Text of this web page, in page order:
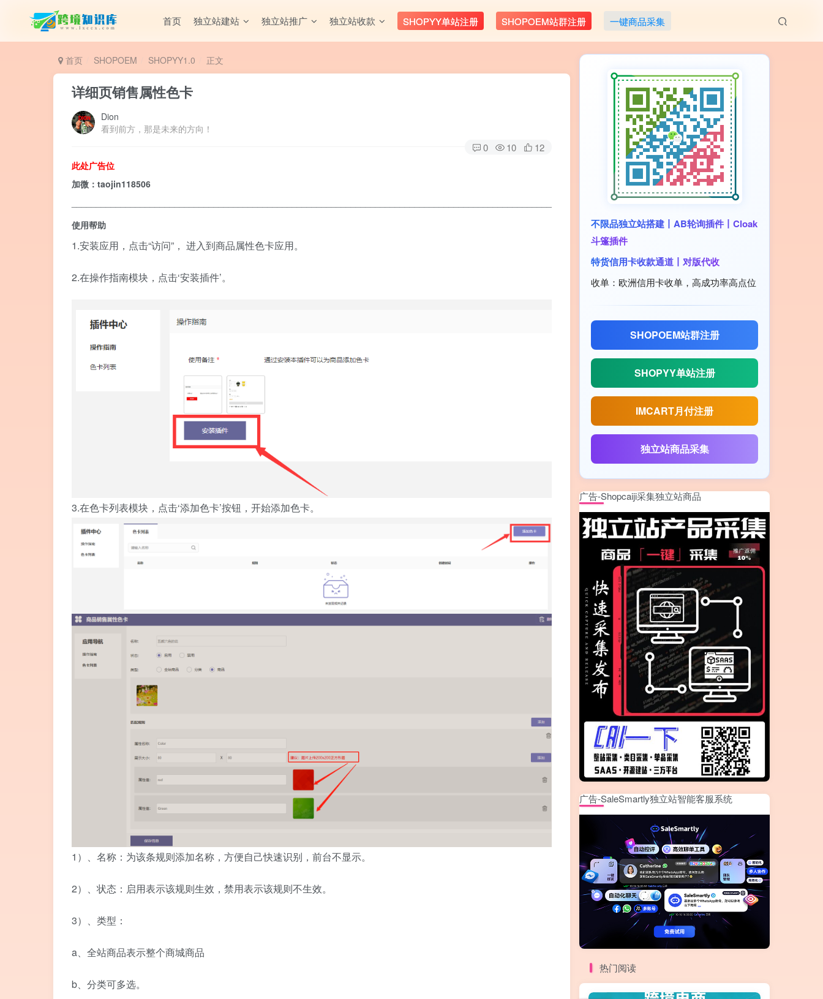
首页 独立站建站 独立站推广 独立站收款 SHOPYY单站注册 SHOPOEM站群注册 一键商品采集
首页 SHOPOEM SHOPYY1.0 正文
详细页销售属性色卡
Dion
看到前方，那是未来的方向！
0 10 12
此处广告位
加微：taojin118506
使用帮助
1.安装应用，点击“访问”， 进入到商品属性色卡应用。
2.在操作指南模块，点击‘安装插件’。
3.在色卡列表模块，点击‘添加色卡’按钮，开始添加色卡。
1）、名称：为该条规则添加名称，方便自己快速识别，前台不显示。
2）、状态：启用表示该规则生效，禁用表示该规则不生效。
3）、类型：
a、全站商品表示整个商城商品
b、分类可多选。
不限品独立站搭建丨AB轮询插件丨Cloak
斗篷插件
特货信用卡收款通道丨对版代收
收单：欧洲信用卡收单，高成功率高点位
SHOPOEM站群注册
SHOPYY单站注册
IMCART月付注册
独立站商品采集
广告-Shopcaiji采集独立站商品
广告-SaleSmartly独立站智能客服系统
热门阅读